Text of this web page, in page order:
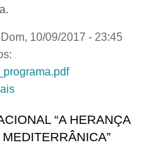
Dom, 10/09/2017 - 23:45
“A HERANÇA